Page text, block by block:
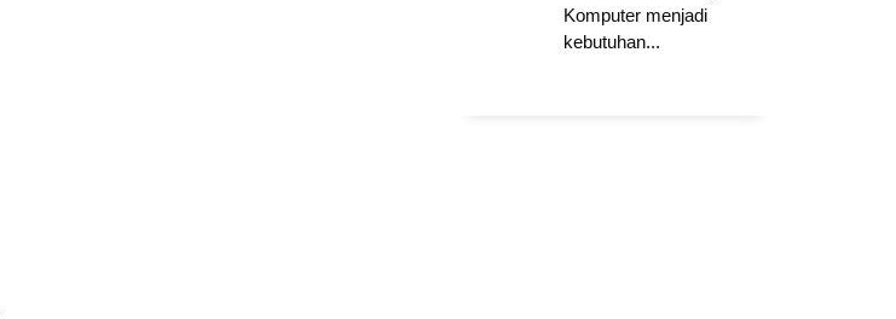
Komputer menjadi
kebutuhan...